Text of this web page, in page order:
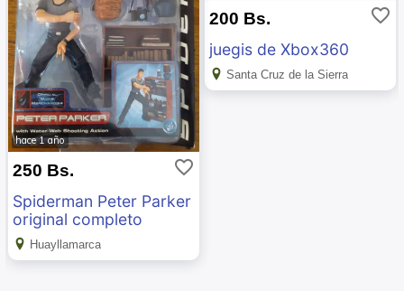
200 Bs. favorite_border
juegis de Xbox360
Santa Cruz de la Sierra
hace 1 año
250 Bs. favorite_border
Spiderman Peter Parker
original completo
Huayllamarca